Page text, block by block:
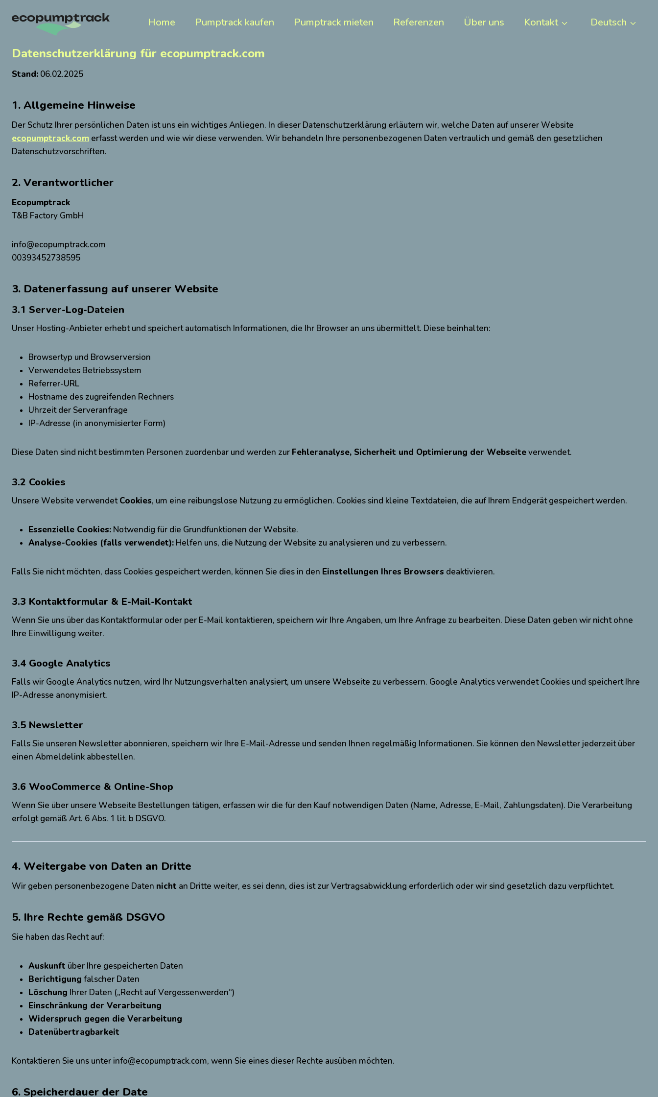
Inhalt
Home Pumptrack kaufen Pumptrack mieten Referenzen Über uns Kontakt Deutsch
Datenschutzerklärung für ecopumptrack.com
Stand: 06.02.2025
1. Allgemeine Hinweise
Der Schutz Ihrer persönlichen Daten ist uns ein wichtiges Anliegen. In dieser Datenschutzerklärung erläutern wir, welche Daten auf unserer Website
ecopumptrack.com erfasst werden und wie wir diese verwenden. Wir behandeln Ihre personenbezogenen Daten vertraulich und gemäß den gesetzlichen
Datenschutzvorschriften.
2. Verantwortlicher
Ecopumptrack
T&B Factory GmbH
info@ecopumptrack.com
00393452738595
3. Datenerfassung auf unserer Website
3.1 Server-Log-Dateien
Unser Hosting-Anbieter erhebt und speichert automatisch Informationen, die Ihr Browser an uns übermittelt. Diese beinhalten:
Browsertyp und Browserversion
Verwendetes Betriebssystem
Referrer-URL
Hostname des zugreifenden Rechners
Uhrzeit der Serveranfrage
IP-Adresse (in anonymisierter Form)
Diese Daten sind nicht bestimmten Personen zuordenbar und werden zur Fehleranalyse, Sicherheit und Optimierung der Webseite verwendet.
3.2 Cookies
Unsere Website verwendet Cookies, um eine reibungslose Nutzung zu ermöglichen. Cookies sind kleine Textdateien, die auf Ihrem Endgerät gespeichert werden.
Essenzielle Cookies: Notwendig für die Grundfunktionen der Website.
Analyse-Cookies (falls verwendet): Helfen uns, die Nutzung der Website zu analysieren und zu verbessern.
Falls Sie nicht möchten, dass Cookies gespeichert werden, können Sie dies in den Einstellungen Ihres Browsers deaktivieren.
3.3 Kontaktformular & E-Mail-Kontakt
Wenn Sie uns über das Kontaktformular oder per E-Mail kontaktieren, speichern wir Ihre Angaben, um Ihre Anfrage zu bearbeiten. Diese Daten geben wir nicht ohne
Ihre Einwilligung weiter.
3.4 Google Analytics
Falls wir Google Analytics nutzen, wird Ihr Nutzungsverhalten analysiert, um unsere Webseite zu verbessern. Google Analytics verwendet Cookies und speichert Ihre
IP-Adresse anonymisiert.
3.5 Newsletter
Falls Sie unseren Newsletter abonnieren, speichern wir Ihre E-Mail-Adresse und senden Ihnen regelmäßig Informationen. Sie können den Newsletter jederzeit über
einen Abmeldelink abbestellen.
3.6 WooCommerce & Online-Shop
Wenn Sie über unsere Webseite Bestellungen tätigen, erfassen wir die für den Kauf notwendigen Daten (Name, Adresse, E-Mail, Zahlungsdaten). Die Verarbeitung
erfolgt gemäß Art. 6 Abs. 1 lit. b DSGVO.
4. Weitergabe von Daten an Dritte
Wir geben personenbezogene Daten nicht an Dritte weiter, es sei denn, dies ist zur Vertragsabwicklung erforderlich oder wir sind gesetzlich dazu verpflichtet.
5. Ihre Rechte gemäß DSGVO
Sie haben das Recht auf:
Auskunft über Ihre gespeicherten Daten
Berichtigung falscher Daten
Löschung Ihrer Daten („Recht auf Vergessenwerden“)
Einschränkung der Verarbeitung
Widerspruch gegen die Verarbeitung
Datenübertragbarkeit
Kontaktieren Sie uns unter info@ecopumptrack.com, wenn Sie eines dieser Rechte ausüben möchten.
6. Speicherdauer der Date